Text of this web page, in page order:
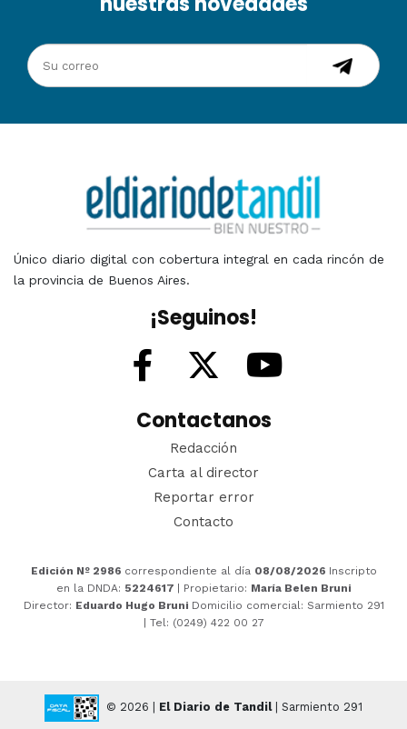
Único diario digital con cobertura integral en cada rincón de
la provincia de Buenos Aires.
¡Seguinos!
Contactanos
Redacción
Carta al director
Reportar error
Contacto
Edición Nº 2986 correspondiente al día 08/08/2026 Inscripto
en la DNDA: 5224617 | Propietario: María Belen Bruni
Director: Eduardo Hugo Bruni Domicilio comercial: Sarmiento 291
| Tel: (0249) 422 00 27
© 2026 | El Diario de Tandil| Sarmiento 291